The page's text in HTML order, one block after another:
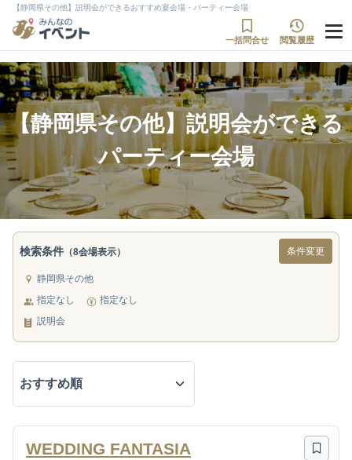
【静岡県その他】説明会ができるおすすめ宴会場・パーティー会場
一括問合せ 閲覧履歴
【静岡県その他】説明会ができる
パーティー会場
検索条件 （8会場表示） 条件変更
静岡県その他
指定なし
指定なし
説明会
WEDDING FANTASIA